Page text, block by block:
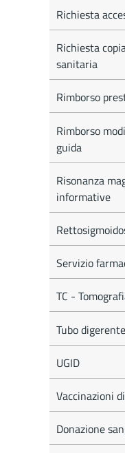
Richiesta
Richiesta
sanitaria
Rimborso
Rimborso
guida
Risonanza
informative
Servizio
TC -
Tubo
UGID
Vaccinazioni
Donazione